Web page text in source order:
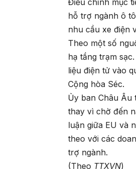
Điều chỉnh mục
hỗ trợ ngành ô
nhu cầu xe điện
Theo một số
hạ tầng trạm
liệu điện tử vào
Cộng hòa Séc.
Ủy ban Châu
thay vì chờ đến
luận giữa EU và
theo với các
trợ ngành.
(Theo TTXVN)